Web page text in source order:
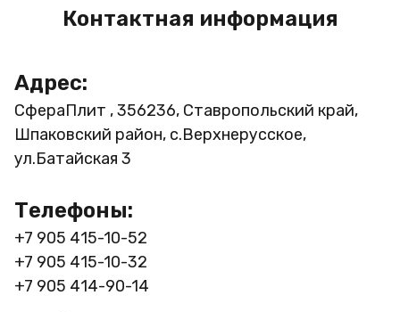
Контактная информация
Адрес:
СфераПлит , 356236, Ставропольский край,
Шпаковский район, с.Верхнерусское,
ул.Батайская 3
Телефоны:
+7 905 415-10-52
+7 905 415-10-32
+7 905 414-90-14